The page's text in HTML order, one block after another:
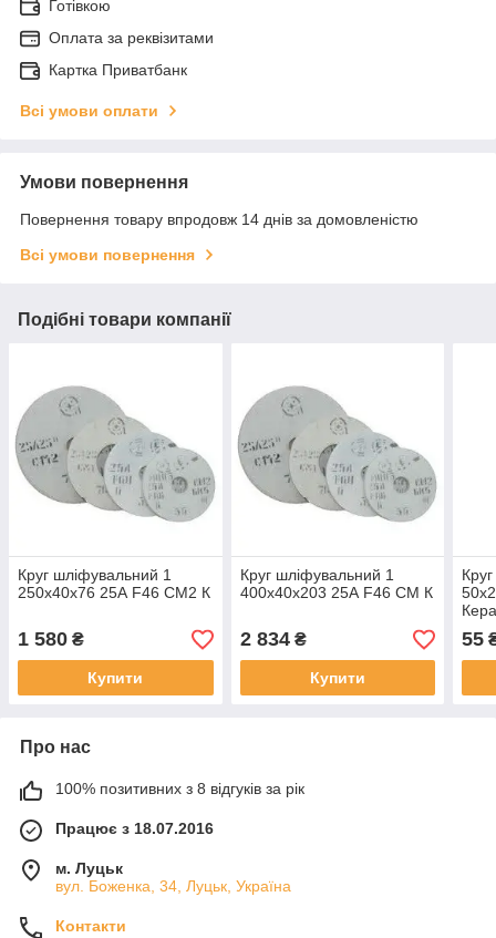
Готівкою
Оплата за реквізитами
Картка Приватбанк
Всі умови оплати
Умови повернення
Повернення товару впродовж 14 днів за домовленістю
Всі умови повернення
Подібні товари компанії
Круг шліфувальний 1
250х40х76 25А F46 СМ2 К
1 580 ₴
Купити
Круг шліфувальний 1
400х40х203 25А F46 СМ К
2 834₴
Купити
55
Про нас
100% позитивних з 8 відгуків за рік
Працює з 18.07.2016
м. Луцьк
вул. Боженка, 34, Луцьк, Україна
Контакти